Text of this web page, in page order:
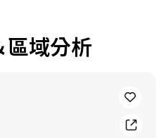
區域分析